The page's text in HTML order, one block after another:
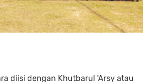
diisi dengan Khutbarul 'Arsy atau